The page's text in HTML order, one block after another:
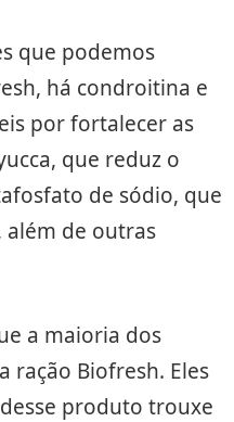
que podemos
há condroitina e
por fortalecer as
que reduz o
de sódio, que
de outras
a maioria dos
ração Biofresh. Eles
produto trouxe